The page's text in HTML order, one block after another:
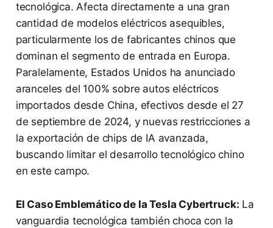
tecnológica. Afecta directamente a una gran
cantidad de modelos eléctricos asequibles,
particularmente los de fabricantes chinos que
dominan el segmento de entrada en Europa.
Paralelamente, Estados Unidos ha anunciado
aranceles del 100% sobre autos eléctricos
importados desde China, efectivos desde el 27
de septiembre de 2024, y nuevas restricciones a
la exportación de chips de IA avanzada,
buscando limitar el desarrollo tecnológico chino
en este campo.
El Caso Emblemático de la Tesla Cybertruck: La
vanguardia tecnológica también choca con la